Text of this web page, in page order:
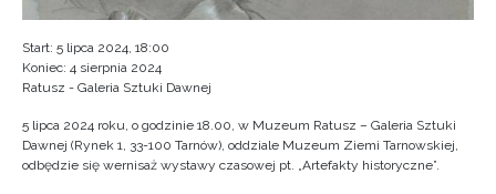
Start: 5 lipca 2024, 18:00
Koniec: 4 sierpnia 2024
Ratusz - Galeria Sztuki Dawnej
5 lipca 2024 roku, o godzinie 18.00, w Muzeum Ratusz – Galeria Sztuki
Dawnej (Rynek 1, 33-100 Tarnów), oddziale Muzeum Ziemi Tarnowskiej,
odbędzie się wernisaż wystawy czasowej pt. „Artefakty historyczne”.